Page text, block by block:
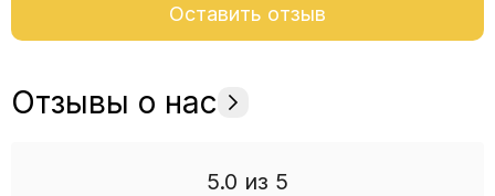
Оставить отзыв
Отзывы о нас
5.0 из 5